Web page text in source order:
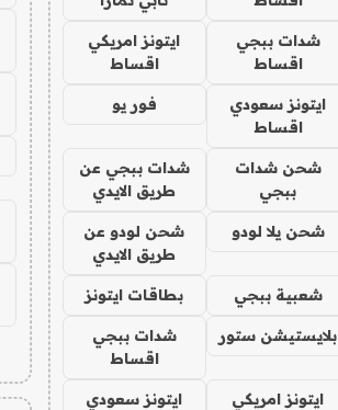
شدات ببجي
اقساط
ايتونز امريكي
اقساط
ايتونز سعودي
اقساط
فور يو
شحن شدات
ببجي
شدات ببجي عن
طريق الايدي
شحن يلا لودو
شحن لودو عن
طريق الايدي
شعبية ببجي بطاقات ايتونز
بلايستيشن ستور
شدات ببجي
اقساط
ايتونز امريكي
ايتونز سعودي